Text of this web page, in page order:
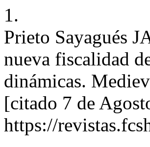
1.
Prieto Sayagués
nueva fiscalidad
dinámicas.
[citado 7 de
https://